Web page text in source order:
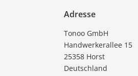
Adresse
Tonoo GmbH
Handwerkerallee 15
25358 Horst
Deutschland